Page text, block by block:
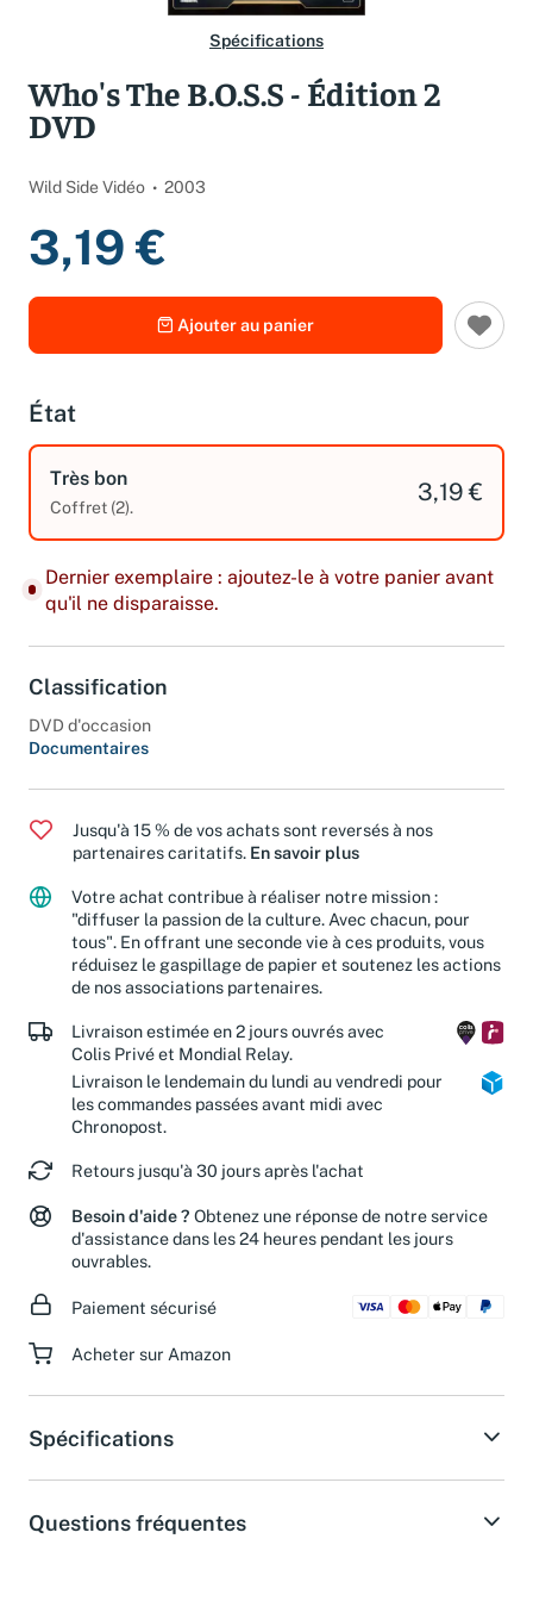
Spécifications
Who's The B.O.S.S - Édition 2
DVD
Wild Side Vidéo 2003
3,19 €
Ajouter au panier
État
Très bon
Coffret (2).
3,19 €
Dernier exemplaire : ajoutez-le à votre panier avant
qu'il ne disparaisse.
Classification
DVD d'occasion
Documentaires
Jusqu'à 15 % de vos achats sont reversés à nos
partenaires caritatifs. En savoir plus
Votre achat contribue à réaliser notre mission :
"diffuser la passion de la culture. Avec chacun, pour
tous". En offrant une seconde vie à ces produits, vous
réduisez le gaspillage de papier et soutenez les actions
de nos associations partenaires.
Livraison estimée en 2 jours ouvrés avec
Colis Privé et Mondial Relay.
Livraison le lendemain du lundi au vendredi pour
les commandes passées avant midi avec
Chronopost.
Retours jusqu'à 30 jours après l'achat
Besoin d'aide ? Obtenez une réponse de notre service
d'assistance dans les 24 heures pendant les jours
ouvrables.
Paiement sécurisé
Acheter sur Amazon
Spécifications
Questions fréquentes